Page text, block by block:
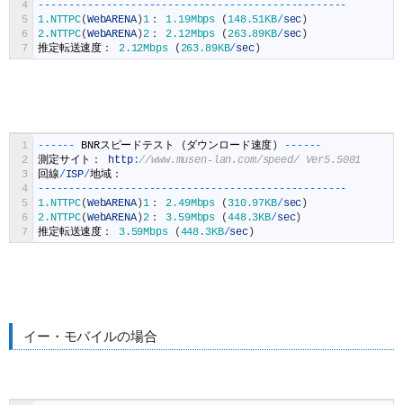
4
5
6
7
-- ---- -- -- ---- -- -- -- -- -- -- -- -- -- ---- -- -- ---- -- -- --
1.NTTPC(WebARENA)1： 1.19Mbps (148.51KB/sec )
2.NTTPC(WebARENA)2： 2.12Mbps (263.89KB/sec )
推定転送速度：
2.12Mbps (263.89KB/sec)
1
2
3
4
5
6
7
-- ---- BNRスピードテスト (ダウンロード速度 ) -- -- --
測定サイト：
http://www.musen-lan.com/speed/ Ver5.5001
回線/ISP/地域：
-- ---- -- -- ---- -- -- -- -- -- -- -- -- -- ---- -- -- ---- -- -- --
1.NTTPC(WebARENA)1： 2.49Mbps ( 310.97KB/sec )
2.NTTPC(WebARENA)2： 3.59Mbps (448.3KB/sec)
推定転送速度：
3.59Mbps (448.3KB/sec )
イー・モバイルの場合